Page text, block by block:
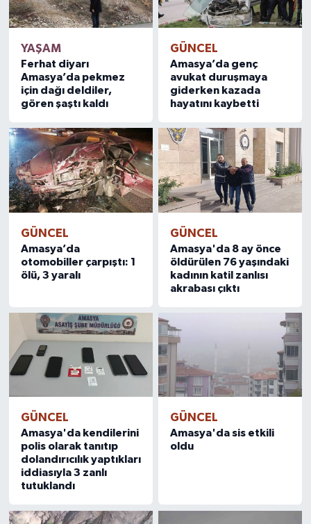
YAŞAM
Ferhat diyarı
Amasya’da pekmez
için dağı deldiler,
gören şaştı kaldı
GÜNCEL
Amasya’da genç
avukat duruşmaya
giderken kazada
hayatını kaybetti
GÜNCEL
Amasya’da
otomobiller çarpıştı: 1
ölü, 3 yaralı
GÜNCEL
Amasya'da 8 ay önce
öldürülen 76 yaşındaki
kadının katil zanlısı
akrabası çıktı
GÜNCEL
Amasya'da kendilerini
polis olarak tanıtıp
dolandırıcılık yaptıkları
iddiasıyla 3 zanlı
tutuklandı
GÜNCEL
Amasya'da sis etkili
oldu